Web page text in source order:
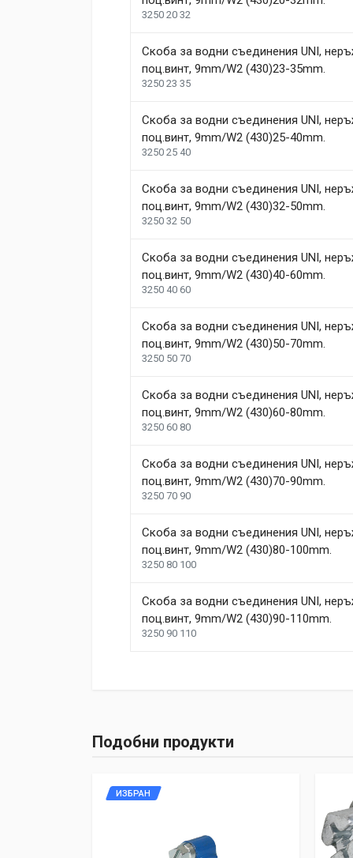
Post Your Review
3250 20 32
Скоба за водни съединения UNI,
поц.винт, 9mm/W2 (430)23-35mm.
3250 23 35
Скоба за водни съединения UNI,
поц.винт, 9mm/W2 (430)25-40mm.
3250 25 40
Скоба за водни съединения UNI,
поц.винт, 9mm/W2 (430)32-50mm.
3250 32 50
Скоба за водни съединения UNI,
поц.винт, 9mm/W2 (430)40-60mm.
3250 40 60
Скоба за водни съединения UNI,
поц.винт, 9mm/W2 (430)50-70mm.
3250 50 70
Скоба за водни съединения UNI,
поц.винт, 9mm/W2 (430)60-80mm.
3250 60 80
Скоба за водни съединения UNI,
поц.винт, 9mm/W2 (430)70-90mm.
3250 70 90
Скоба за водни съединения UNI,
поц.винт, 9mm/W2 (430)80-100mm.
3250 80 100
Скоба за водни съединения UNI,
поц.винт, 9mm/W2 (430)90-110mm.
3250 90 110
Подобни продукти
ИЗБРАН